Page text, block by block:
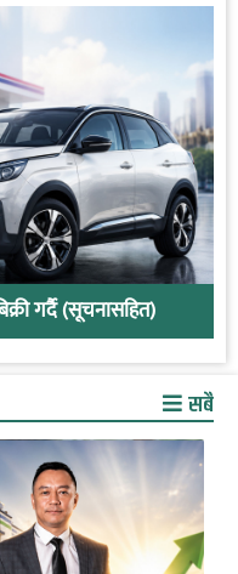
गर्दै (सूचनासहित)
सबै